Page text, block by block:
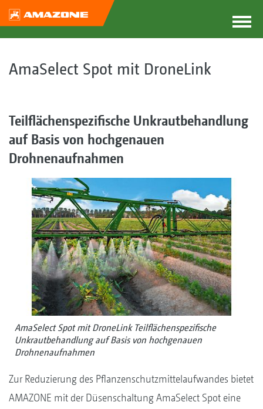
AmaSelect Spot mit DroneLink
Teilflächenspezifische Unkrautbehandlung
auf Basis von hochgenauen
Drohnenaufnahmen
AmaSelect Spot mit DroneLink Teilflächenspezifische
Unkrautbehandlung auf Basis von hochgenauen
Drohnenaufnahmen
Zur Reduzierung des Pflanzenschutzmittelaufwandes bietet
AMAZONE mit der Düsenschaltung AmaSelect Spot eine